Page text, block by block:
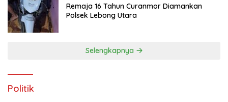
Remaja 16 Tahun Curanmor Diamankan
Polsek Lebong Utara
Selengkapnya
Politik